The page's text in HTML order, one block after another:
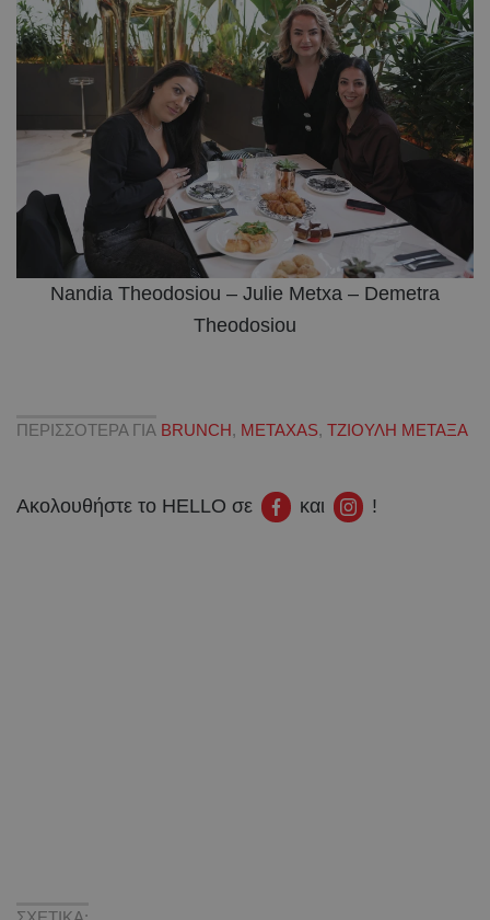
Nandia Theodosiou – Julie Metxa – Demetra
Theodosiou
ΠΕΡΙΣΣΟΤΕΡΑ ΓΙΑ BRUNCH , METAXAS, ΤΖΙΟΥΛΗ ΜΕΤΑΞΑ
Ακολουθήστε το HELLO σε και !